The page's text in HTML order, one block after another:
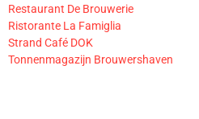
Restaurant De Brouwerie
Ristorante La Famiglia
Strand Café DOK
Tonnenmagazijn Brouwershaven